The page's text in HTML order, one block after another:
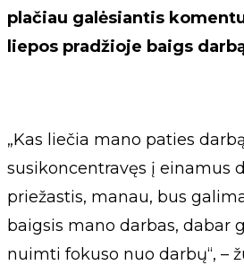
plačiau galėsiantis
liepos pradžioje baigs
„Kas liečia mano paties
susikoncentravęs į einamus
priežastis, manau, bus
baigsis mano darbas, dabar
nuimti fokuso nuo darbų“, –